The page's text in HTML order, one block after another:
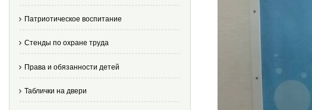
Патриотическое воспитание
Стенды по охране труда
Права и обязанности детей
Таблички на двери